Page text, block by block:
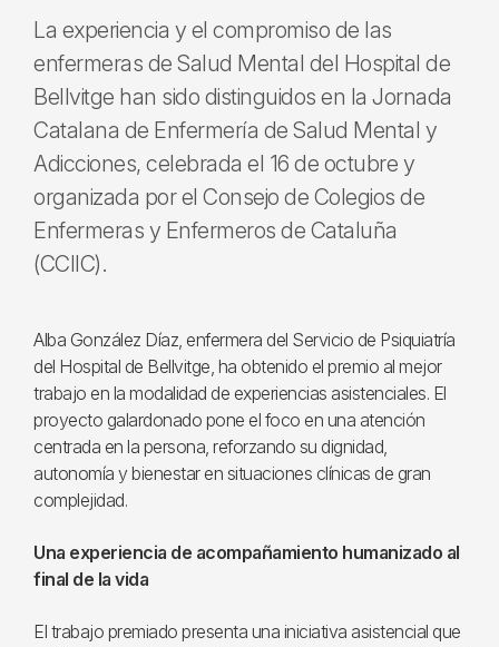
La experiencia y el compromiso de las
enfermeras de Salud Mental del Hospital de
Bellvitge han sido distinguidos en la Jornada
Catalana de Enfermería de Salud Mental y
Adicciones, celebrada el 16 de octubre y
organizada por el Consejo de Colegios de
Enfermeras y Enfermeros de Cataluña
(CCIIC).
Alba González Díaz, enfermera del Servicio de Psiquiatría
del Hospital de Bellvitge, ha obtenido el premio al mejor
trabajo en la modalidad de experiencias asistenciales. El
proyecto galardonado pone el foco en una atención
centrada en la persona, reforzando su dignidad,
autonomía y bienestar en situaciones clínicas de gran
complejidad.
Una experiencia de acompañamiento humanizado al
final de la vida
El trabajo premiado presenta una iniciativa asistencial que